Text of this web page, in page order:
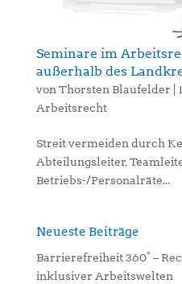
Seminare im
außerhalb des
von Thorsten Blaufelder
Arbeitsrecht
Streit vermeiden durch
Abteilungsleiter,
Betriebs-/Personalräte...
Neueste Beiträge
Barrierefreiheit 360° –
inklusiver Arbeitswelten